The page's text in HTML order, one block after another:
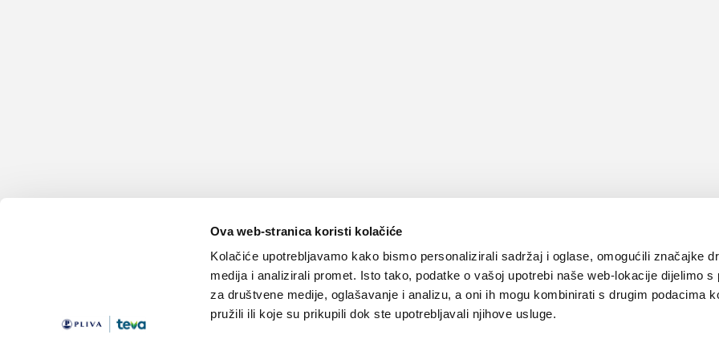
Ova web-stranica koristi kolačiće
Kolačiće upotrebljavamo kako bismo personalizirali sadržaj i oglase, omogućili značajke
medija i analizirali promet. Isto tako, podatke o vašoj upotrebi naše web-lokacije dijelimo s
za društvene medije, oglašavanje i analizu, a oni ih mogu kombinirati s drugim podacima
pružili ili koje su prikupili dok ste upotrebljavali njihove usluge.